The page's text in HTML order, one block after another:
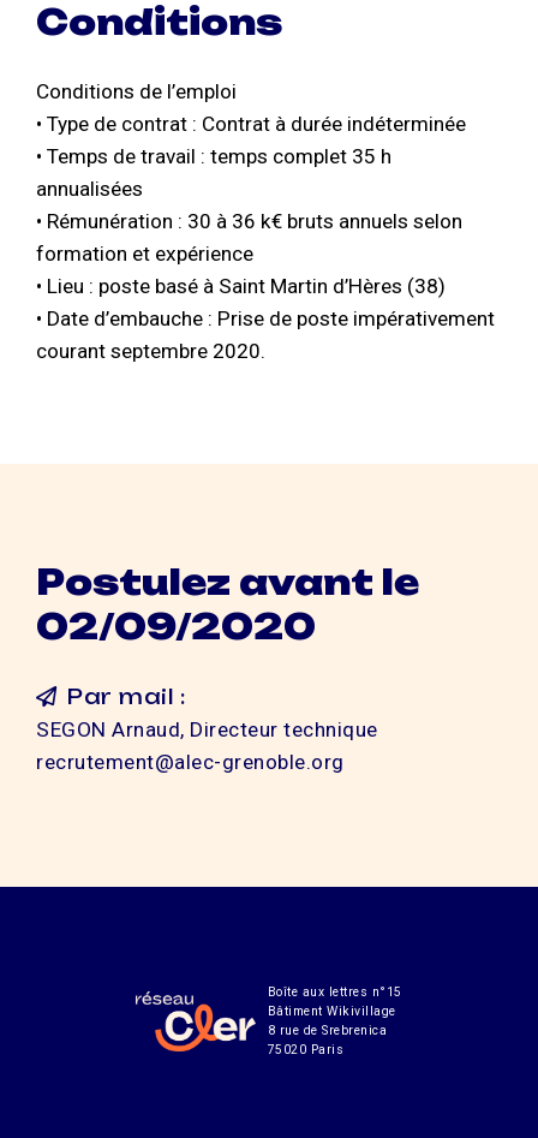
Conditions
Conditions de l’emploi
• Type de contrat : Contrat à durée indéterminée
• Temps de travail : temps complet 35 h
annualisées
• Rémunération : 30 à 36 k€ bruts annuels selon
formation et expérience
• Lieu : poste basé à Saint Martin d’Hères (38)
• Date d’embauche : Prise de poste impérativement
courant septembre 2020.
Postulez avant le
02/09/2020
Par mail :
SEGON Arnaud, Directeur technique
recrutement@alec-grenoble.org
Boîte aux lettres n°15
Bâtiment Wikivillage
8 rue de Srebrenica
75020 Paris